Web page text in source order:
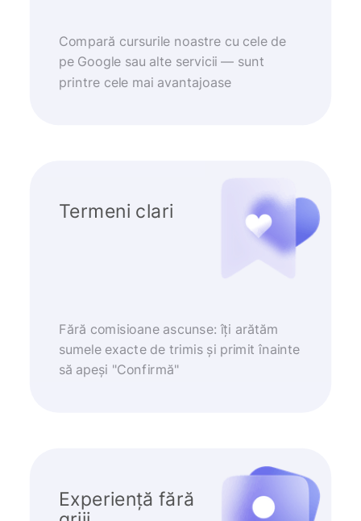
Compară cursurile noastre cu cele de
pe Google sau alte servicii — sunt
printre cele mai avantajoase
Termeni clari
Fără comisioane ascunse: îți arătăm
sumele exacte de trimis și primit înainte
să apeși "Confirmă"
Experiență fără